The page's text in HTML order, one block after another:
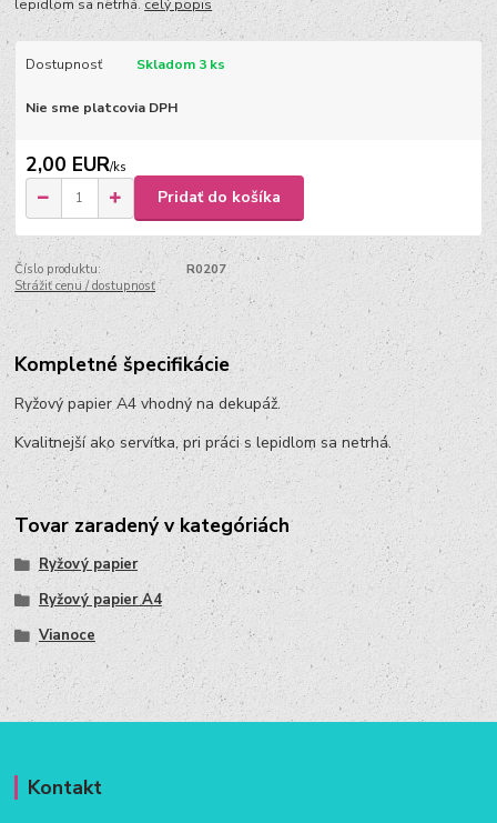
lepidlom sa netrhá.celý popis
Dostupnosť Skladom 3 ks
Nie sme platcovia DPH
2,00 EUR/ks
Pridať do košíka
Číslo produktu:
R0207
Strážiť cenu / dostupnosť
Kompletné špecifikácie
Ryžový papier A4 vhodný na dekupáž.
Kvalitnejší ako servítka, pri práci s lepidlom sa netrhá.
Tovar zaradený v kategóriách
Ryžový papier
Ryžový papier A4
Vianoce
Kontakt